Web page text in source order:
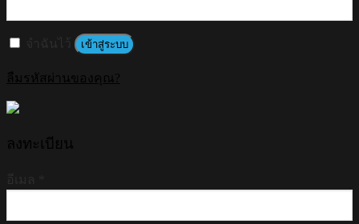
เข้าสู่ระบบ
ลืมรหัสผ่านของคุณ?
ลงทะเบียน